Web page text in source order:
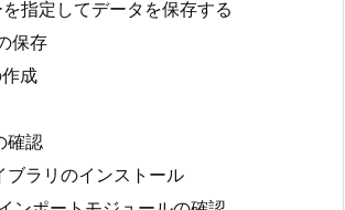
指定してデータを保存する
保存
成
確認
ラリのインストール